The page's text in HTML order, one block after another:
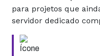
para projetos que
servidor dedicado